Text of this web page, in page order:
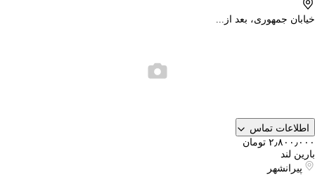
خیابان جمهوری، بعد از...
اطلاعات تماس
۲٫۸۰۰٫۰۰۰ تومان
بارین لند
پیرانشهر